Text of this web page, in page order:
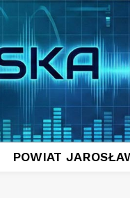
POWIAT